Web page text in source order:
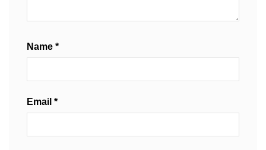
Name *
Email *